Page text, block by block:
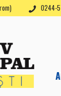
0244-